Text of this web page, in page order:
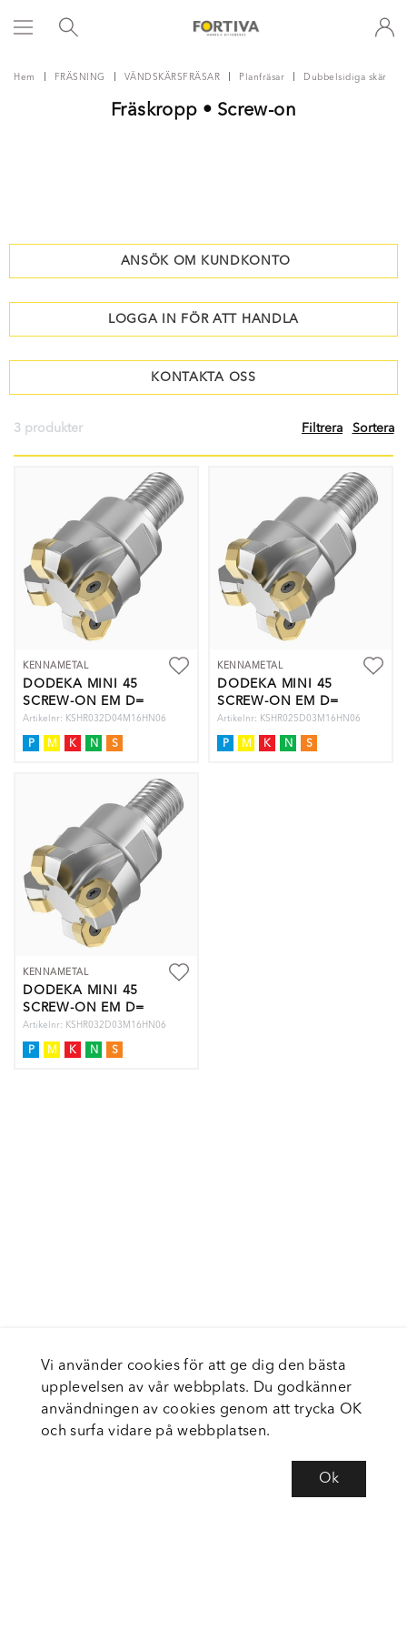
Hem FRÄSNING VÄNDSKÄRSFRÄSAR Planfräsar Dubbelsidiga skär
Fräskropp • Screw-on
ANSÖK OM KUNDKONTO
LOGGA IN FÖR ATT HANDLA
KONTAKTA OSS
3 produkter Filtrera Sortera
KENNAMETAL
DODEKA MINI 45
SCREW-ON EM D=
Artikelnr: KSHR032D04M16HN06
P M K N S
KENNAMETAL
DODEKA MINI 45
SCREW-ON EM D=
Artikelnr: KSHR025D03M16HN06
P M K N S
KENNAMETAL
DODEKA MINI 45
SCREW-ON EM D=
Artikelnr: KSHR032D03M16HN06
P M K N S
Vi använder cookies för att ge dig den bästa
upplevelsen av vår webbplats. Du godkänner
användningen av cookies genom att trycka OK
och surfa vidare på webbplatsen.
Ok